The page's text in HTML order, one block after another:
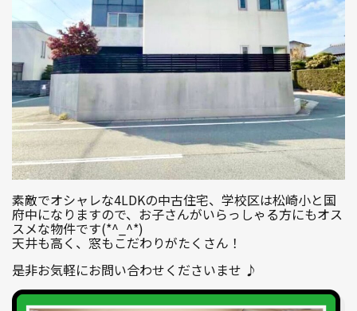
素敵でオシャレな4LDKの中古住宅、学校区は松崎小と国
府中になりますので、お子さんがいらっしゃる方にもオス
スメな物件です(*^_^*)
天井も高く、窓もこだわりがたくさん！
是非お気軽にお問い合わせくださいませ ♪